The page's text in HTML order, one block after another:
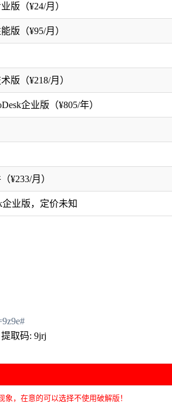
版（¥24/月）
版（¥95/月）
版（¥218/月）
企业版（¥805/年）
¥233/月）
企业版，定价未知
提取码: 9jrj
，在意的可以选择不使用破解版！